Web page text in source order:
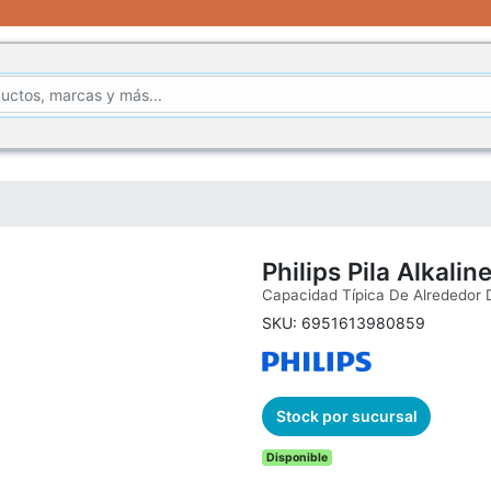
Philips Pila
Capacidad Típica De Alrededor
SKU: 6951613980859
Stock por sucursal
Disponible